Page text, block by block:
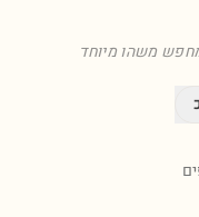
משהו מיוחד